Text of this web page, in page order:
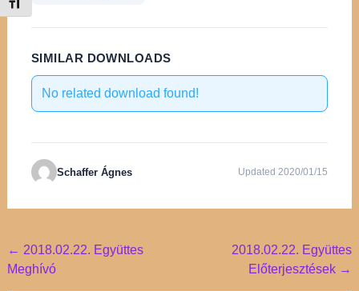
Betűméret váltása
SIMILAR DOWNLOADS
No related download found!
Schaffer Ágnes Updated 2020/01/15
Post
navigation
← 2018.02.22. Együttes
Meghívó
2018.02.22. Együttes
Előterjesztések →